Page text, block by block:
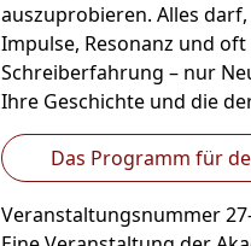
auszuprobieren. Alles
Impulse, Resonanz und
Schreiberfahrung – nur
Ihre Geschichte und die
Das Programm für
Veranstaltungsnummer